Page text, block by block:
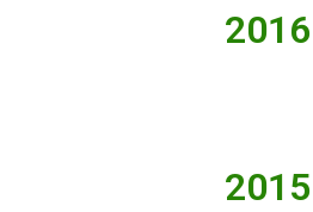
2016
2015